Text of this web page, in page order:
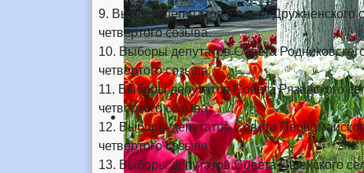
9. Выборы депутатов Совета Дружненского
четвертого созыва.
10. Выборы депутатов Совета
четвертого созыва.
11. Выборы депутатов Совета Рязанского
четвертого созыва.
12. Выборы депутатов Совета
четвертого созыва.
13. Выборы депутатов Совета Пшехского